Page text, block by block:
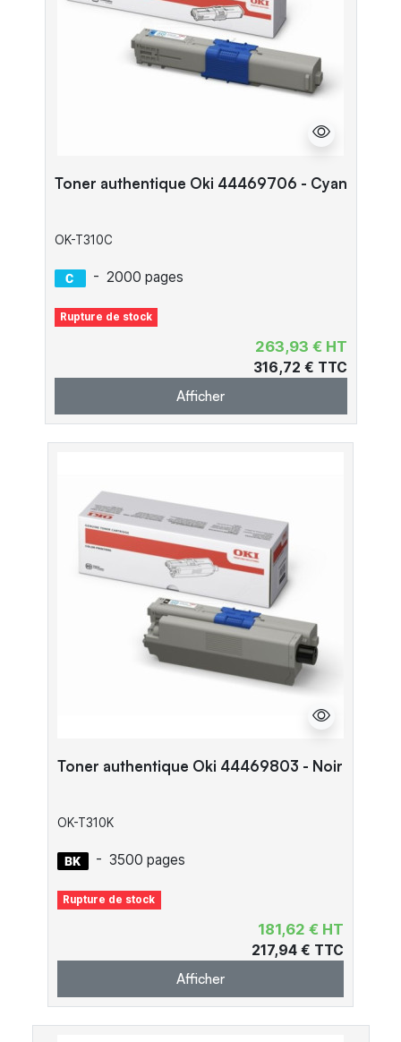
Toner authentique Oki 44469706 - Cyan
OK-T310C
- 2000 pages
Rupture de stock
263,93 € HT
316,72 € TTC
Afficher
Toner authentique Oki 44469803 - Noir
OK-T310K
- 3500 pages
Rupture de stock
181,62 € HT
217,94 € TTC
Afficher